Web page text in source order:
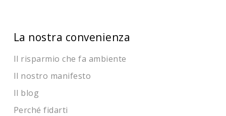
La nostra convenienza
Il risparmio che fa ambiente
Il nostro manifesto
Il blog
Perché fidarti